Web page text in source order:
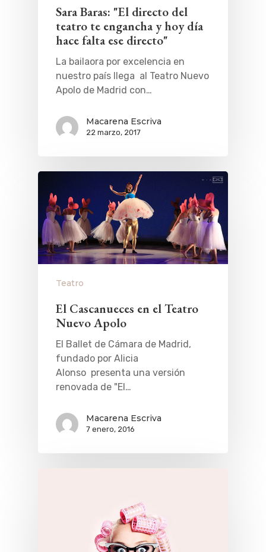
Sara Baras: "El directo del
teatro te engancha y hoy día
hace falta ese directo"
La bailaora por excelencia en
nuestro país llega al Teatro Nuevo
Apolo de Madrid con…
Macarena Escriva
22 marzo, 2017
Teatro
El Cascanueces en el Teatro
Nuevo Apolo
El Ballet de Cámara de Madrid,
fundado por Alicia
Alonso presenta una versión
renovada de "El…
Macarena Escriva
7 enero, 2016